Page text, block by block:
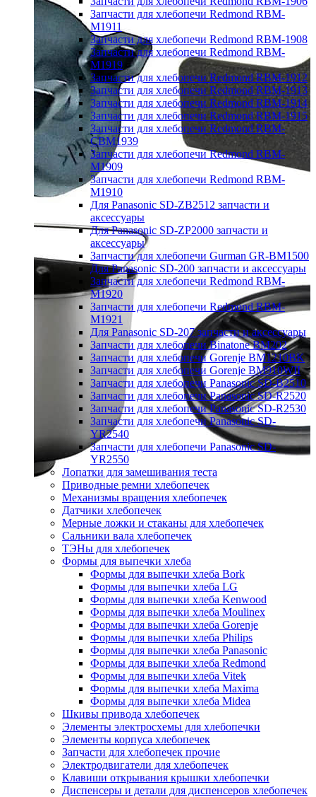
Запчасти для хлебопечи Redmond RBM-
M1911
Запчасти для хлебопечи Redmond RBM-1908
Запчасти для хлебопечи Redmond RBM-
M1919
Запчасти для хлебопечи Redmond RBM-1912
Запчасти для хлебопечи Redmond RBM-1913
Запчасти для хлебопечи Redmond RBM-1914
Запчасти для хлебопечи Redmond RBM-1915
Запчасти для хлебопечи Redmond RBM-
CBM1939
Запчасти для хлебопечи Redmond RBM-
M1909
Запчасти для хлебопечи Redmond RBM-
M1910
Для Panasonic SD-ZB2512 запчасти и
аксессуары
Для Panasonic SD-ZP2000 запчасти и
аксессуары
Запчасти для хлебопечи Gurman GR-BM1500
Для Panasonic SD-200 запчасти и аксессуары
Запчасти для хлебопечи Redmond RBM-
M1920
Запчасти для хлебопечи Redmond RBM-
M1921
Для Panasonic SD-207 запчасти и аксессуары
Запчасти для хлебопечи Binatone BM202
Запчасти для хлебопечи Gorenje BM1210BK
Запчасти для хлебопечи Gorenje BM910WII
Запчасти для хлебопечи Panasonic SD-B2510
Запчасти для хлебопечи Panasonic SD-R2520
Запчасти для хлебопечи Panasonic SD-R2530
Запчасти для хлебопечи Panasonic SD-
YR2540
Запчасти для хлебопечи Panasonic SD-
YR2550
Лопатки для замешивания теста
Приводные ремни хлебопечек
Механизмы вращения хлебопечек
Датчики хлебопечек
Мерные ложки и стаканы для хлебопечек
Сальники вала хлебопечек
ТЭНы для хлебопечек
Формы для выпечки хлеба
Формы для выпечки хлеба Bork
Формы для выпечки хлеба LG
Формы для выпечки хлеба Kenwood
Формы для выпечки хлеба Moulinex
Формы для выпечки хлеба Gorenje
Формы для выпечки хлеба Philips
Формы для выпечки хлеба Panasonic
Формы для выпечки хлеба Redmond
Формы для выпечки хлеба Vitek
Формы для выпечки хлеба Maxima
Формы для выпечки хлеба Midea
Шкивы привода хлебопечек
Элементы электросхемы для хлебопечки
Элементы корпуса хлебопечек
Запчасти для хлебопечек прочие
Электродвигатели для хлебопечек
Клавиши открывания крышки хлебопечки
Диспенсеры и детали для диспенсеров хлебопечек